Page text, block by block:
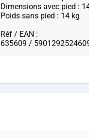
Dimensions avec pied :
Poids sans pied : 14 kg
Réf / EAN :